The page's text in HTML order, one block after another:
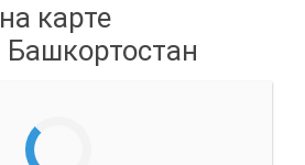
карте
Башкортостан